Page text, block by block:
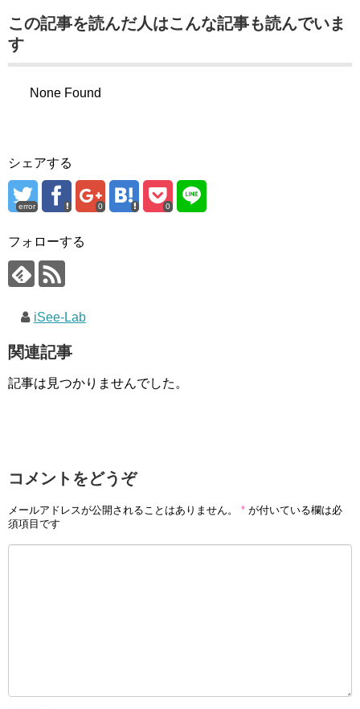
この記事を読んだ人はこんな記事も読んでいま
す
None Found
シェアする
error 0 0
フォローする
iSee-Lab
関連記事
記事は見つかりませんでした。
コメントをどうぞ
メールアドレスが公開されることはありません。 * が付いている欄は必
須項目です